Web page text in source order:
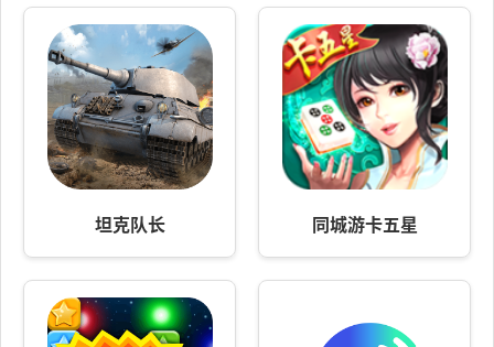
坦克队长 同城游卡五星